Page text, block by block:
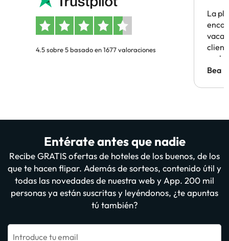
4.5 sobre 5 basado en 1677 valoraciones
La
Bea
Entérate antes que nadie
Recibe GRATIS ofertas de hoteles de los buenos, de los
que te hacen flipar. Además de sorteos, contenido útil y
todas las novedades de nuestra web y App. 200 mil
personas ya están suscritas y leyéndonos, ¿te apuntas
tú también?
Introduce tu email